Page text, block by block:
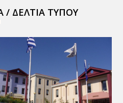
/ ΔΕΛΤΙΑ ΤΥΠΟΥ